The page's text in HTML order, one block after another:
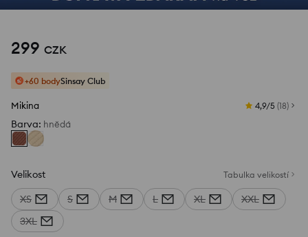
299 CZK
+60 bodySinsay Club
Mikina 4,9/5 (18)
Barva: hnědá
Velikost Tabulka velikostí
XS S M L XL
XXL
3XL